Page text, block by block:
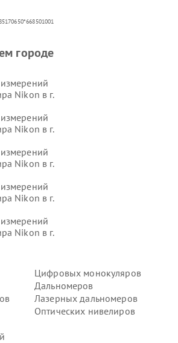
Цифровых монокуляров
Дальномеров
Лазерных дальномеров
Оптических нивелиров
городе
Nikon в г.
Nikon в г.
Nikon в г.
Nikon в г.
Nikon в г.
Nikon в г.
Nikon в г.
Nikon в г.